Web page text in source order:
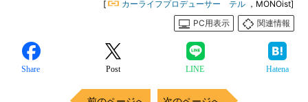
[ カーライフプロデューサー テル ，MONOist]
PC用表示
関連情報
Share Post LINE Hatena